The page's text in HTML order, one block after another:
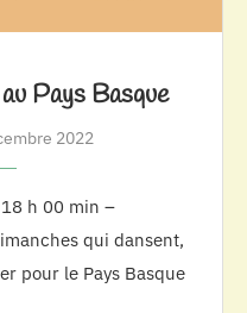
Pays Basque
2022
h 00 min –
qui dansent,
pour le Pays Basque